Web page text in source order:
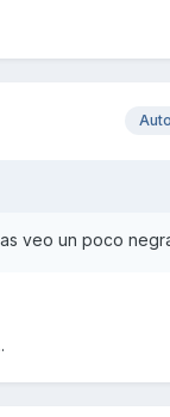
veo un poco